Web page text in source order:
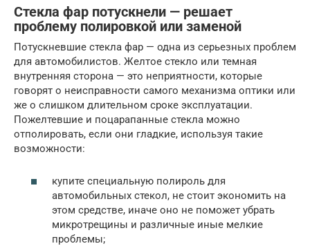
Стекла фар потускнели — решает
проблему полировкой или заменой
Потускневшие стекла фар — одна из серьезных проблем
для автомобилистов. Желтое стекло или темная
внутренняя сторона — это неприятности, которые
говорят о неисправности самого механизма оптики или
же о слишком длительном сроке эксплуатации.
Пожелтевшие и поцарапанные стекла можно
отполировать, если они гладкие, используя такие
возможности:
купите специальную полироль для
автомобильных стекол, не стоит экономить на
этом средстве, иначе оно не поможет убрать
микротрещины и различные иные мелкие
проблемы;